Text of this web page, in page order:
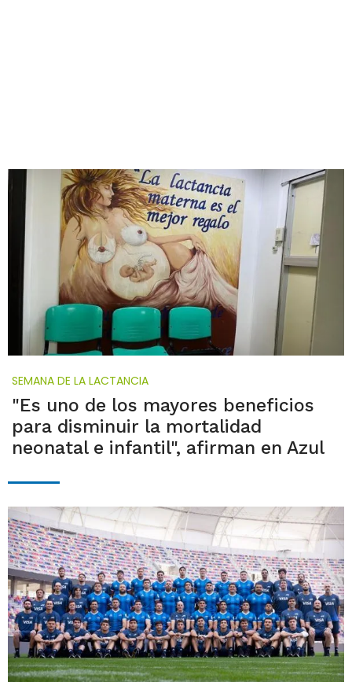
SEMANA DE LA LACTANCIA
"Es uno de los mayores beneficios
para disminuir la mortalidad
neonatal e infantil", afirman en Azul